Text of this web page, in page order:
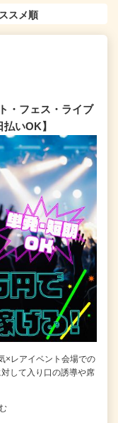
・フェス・ライブ
いOK】
×レアイベント会場での
して入り口の誘導や席